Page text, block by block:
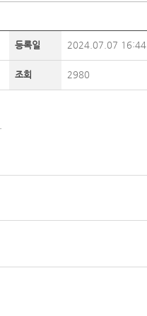
등록일 2024.07.07 16:44
조회 2980